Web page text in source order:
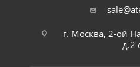
г. Москва, 2-ой
д.2